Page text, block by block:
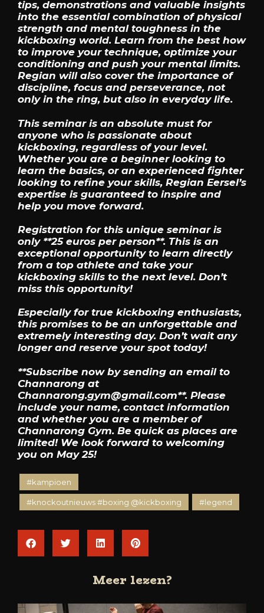
tips, demonstrations and valuable insights
into the essential combination of physical
strength and mental toughness in the
kickboxing world. Learn from the best how
to improve your technique, optimize your
conditioning and push your mental limits.
Regian will also cover the importance of
discipline, focus and perseverance, not
only in the ring, but also in everyday life.
This seminar is an absolute must for
anyone who is passionate about
kickboxing, regardless of your level.
Whether you are a beginner looking to
learn the basics, or an experienced fighter
looking to refine your skills, Regian Eersel’s
expertise is guaranteed to inspire and
help you move forward.
Registration for this unique seminar is
only **25 euros per person**. This is an
exceptional opportunity to learn directly
from a top athlete and take your
kickboxing skills to the next level. Don’t
miss this opportunity!
Especially for true kickboxing enthusiasts,
this promises to be an unforgettable and
extremely interesting day. Don’t wait any
longer and reserve your spot today!
**Subscribe now by sending an email to
Channarong at
Channarong.gym@gmail.com**. Please
include your name, contact information
and whether you are a member of
Channarong Gym. Be quick as places are
limited! We look forward to welcoming
you on May 25!
#kampioen
#knockoutnieuws #boxing @kickboxing #legend
Meer lezen?